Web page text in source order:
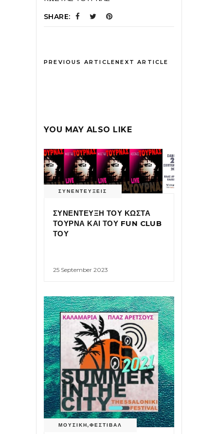
SHARE:
PREVIOUS ARTICLENEXT ARTICLE
YOU MAY ALSO LIKE
ΣΥΝΕΝΤΕΥΞΕΙΣ
ΣΥΝΕΝΤΕΥΞΗ ΤΟΥ ΚΩΣΤΑ
ΤΟΥΡΝΑ ΚΑΙ ΤΟΥ FUN CLUB
ΤΟΥ
25 September 2023
ΜΟΥΣΙΚΗ,ΦΕΣΤΙΒΑΛ